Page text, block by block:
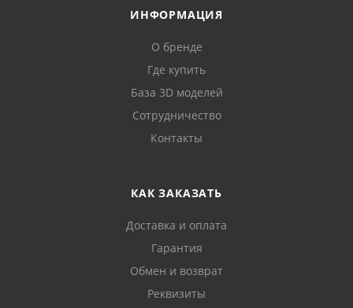
ИНФОРМАЦИЯ
О бренде
Где купить
База 3D моделей
Сотрудничество
Контакты
КАК ЗАКАЗАТЬ
Доставка и оплата
Гарантия
Обмен и возврат
Реквизиты